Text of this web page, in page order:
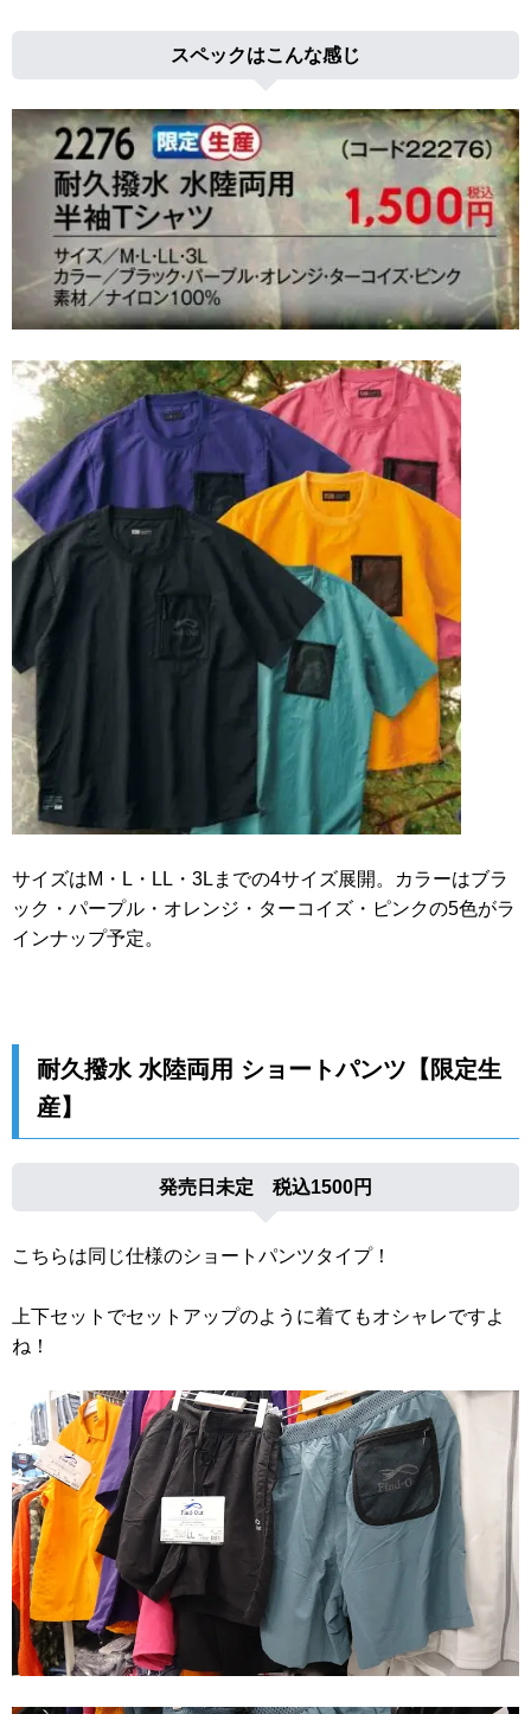
スペックはこんな感じ
サイズはM・L・LL・3Lまでの4サイズ展開。カラーはブラ
ック・パープル・オレンジ・ターコイズ・ピンクの5色がラ
インナップ予定。
耐久撥水 水陸両用 ショートパンツ【限定生
産】
発売日未定 税込1500円
こちらは同じ仕様のショートパンツタイプ！
上下セットでセットアップのように着てもオシャレですよ
ね！